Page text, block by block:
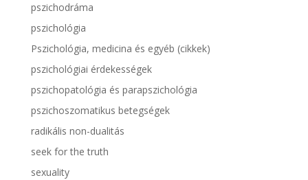
pszichodráma
pszichológia
Pszichológia, medicina és egyéb (cikkek)
pszichológiai érdekességek
pszichopatológia és parapszichológia
pszichoszomatikus betegségek
radikális non-dualitás
seek for the truth
sexuality